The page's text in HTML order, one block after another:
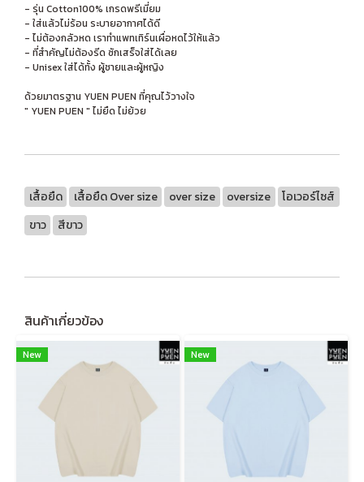
- รุ่น Cotton100% เกรดพรีเมี่ยม
- ใส่แล้วไม่ร้อน ระบายอากาศได้ดี
- ไม่ต้องกลัวหด เราทำแพทเทิร์นเผื่อหดไว้ให้แล้ว
- ที่สำคัญไม่ต้องรีด ซักเสร็จใส่ได้เลย
- Unisex ใส่ได้ทั้ง ผู้ชายและผู้หญิง
ด้วยมาตรฐาน YUEN PUEN ที่คุณไว้วางใจ
" YUEN PUEN " ไม่ยืด ไม่ย้วย
เสื้อยืด เสื้อยืด Over size over size oversize
โอเวอร์ไซส์
ขาว
สีขาว
สินค้าเกี่ยวข้อง
New New